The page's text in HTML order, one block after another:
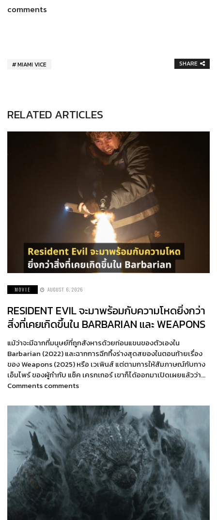
comments
MIAMI VICE SHARE
RELATED ARTICLES
MOVIE AUGUST 6, 2026
RESIDENT EVIL จะมาพร้อมกับความโหดยิ่งกว่า
สิ่งที่เคยเกิดขึ้นใน BARBARIAN และ WEAPONS
แม้ว่าจะมีฉากที่มนุษย์ที่ถูกสังหารด้วยท่อนแขนของตัวเองใน
Barbarian (2022) และฉากการฉีกทึ้งร่างสุดสยองในตอนท้ายเรื่อง
ของ Weapons (2025) หรือ เวเพินส์ แต่ตามการให้สัมภาษณ์กับทาง
เอ็มไพร์ ของผู้กำกับ แซ็ค เครกเกอร์ เขาก็ได้ออกมาเปิดเผยแล้วว่า…
Comments comments